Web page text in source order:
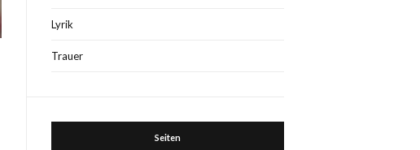
Lyrik
Trauer
Seiten